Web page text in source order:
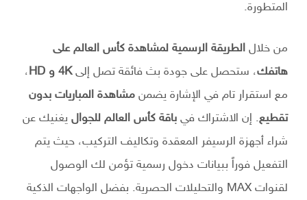
المتطورة.
من خلالالطريقة الرسمية لمشاهدة كأس العالم على
هاتفك، ستحصل على جودة بث فائقة تصل إلى4K و HD
،
مع استقرار تام في الإشارة يضمنمشاهدة المباريات بدون
تقطيع. إن الاشتراك فيباقة كأس العالم للجوال يغنيك عن
شراء أجهزة الرسيفر المعقدة وتكاليف التركيب، حيث يتم
التفعيل فوراً ببيانات دخول رسمية تؤمن لك الوصول
لقنوات MAX والتحليلات الحصرية. بفضل الواجهات الذكية